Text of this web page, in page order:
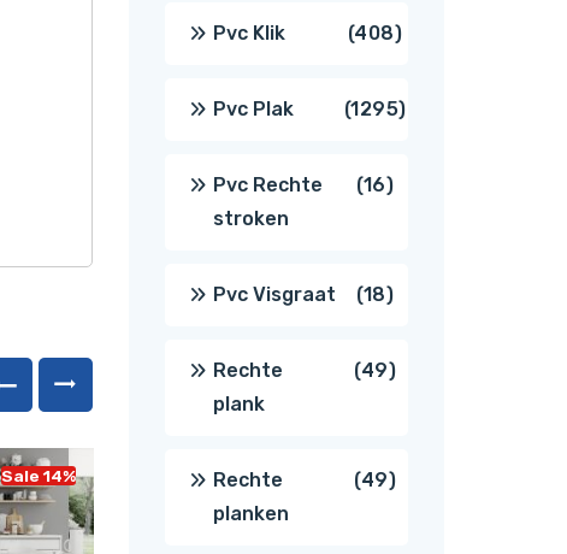
Sale 14% Sale 14%
producten
Pvc Klik 408408
producten
Pvc Plak 12951295
Pvc Rechte
stroken
1616
Pvc Visgraat 1818
producten
Rechte
plank
4949
Rechte
planken
4949